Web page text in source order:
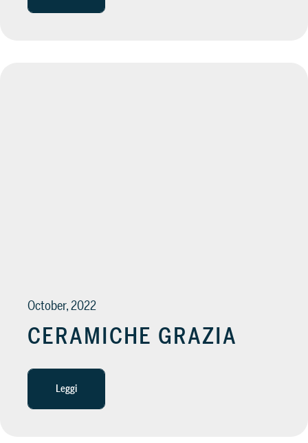
October, 2022
CERAMICHE GRAZIA
Leggi